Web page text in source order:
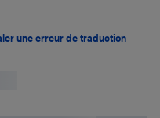
une erreur de traduction